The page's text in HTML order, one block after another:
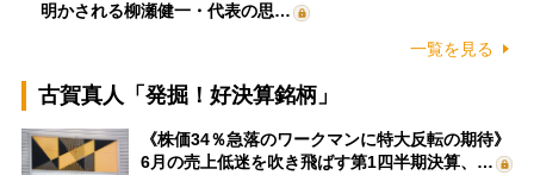
明かされる柳瀬健一・代表の思…
一覧を見る
古賀真人「発掘！好決算銘柄」
《株価34％急落のワークマンに特大反転の期待》
6月の売上低迷を吹き飛ばす第1四半期決算、…